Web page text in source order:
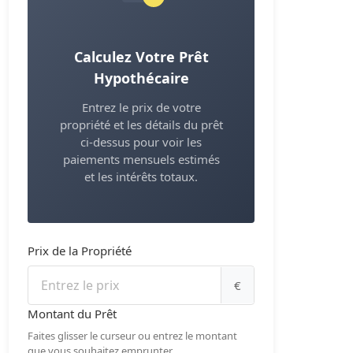
Prix de la Propriété
€
Montant du Prêt
Faites glisser le curseur ou entrez le montant
Calculez Votre Prêt
Hypothécaire
Entrez le prix de votre
propriété et les détails du prêt
ci-dessus pour voir les
paiements mensuels estimés
et les intérêts totaux.